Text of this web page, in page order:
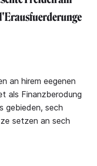
an hirem eegenen
als Finanzberodung
gebieden, sech
setzen an sech